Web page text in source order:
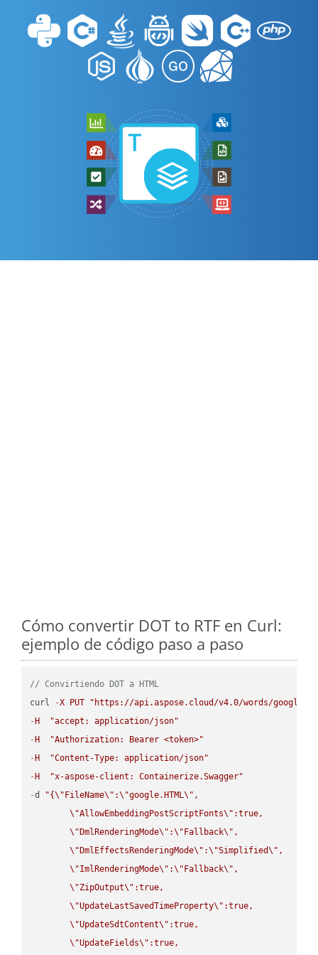
Cómo convertir DOT to RTF en Curl:
ejemplo de código paso a paso
// Convirtiendo DOT a HTML
curl
-X PUT
"https://api.aspose.cloud/v4.0/words/
- H
"accept: application/json"
- H
"Authorization: Bearer <token>"
- H
"Content-Type: application/json"
- H
"x-aspose-client: Containerize.Swagger"
-d "{\" FileName\" :\"google.HTML\" ,
\"AllowEmbeddingPostScriptFonts\" :true,
\" DmlRenderingMode\" :\" Fallback\" ,
\" DmlEffectsRenderingMode\" :\"Simplified\" ,
\"ImlRenderingMode\" :\" Fallback\" ,
\"ZipOutput\" :true,
\"UpdateLastSavedTimeProperty\" :true,
\"UpdateSdtContent\" :true,
\"UpdateFields\" :true,